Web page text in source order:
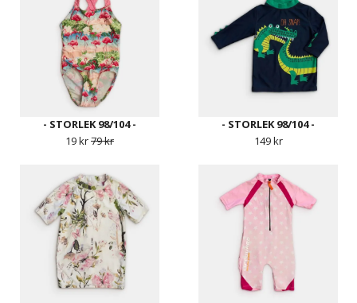
- STORLEK 98/104 -
19 kr79 kr
- STORLEK 98/104 -
149 kr